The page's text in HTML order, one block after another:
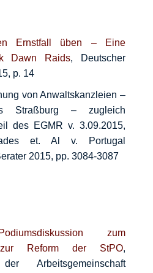
Ernstfall üben – Eine
Dawn Raids, Deutscher
p. 14
von Anwaltskanzleien –
Straßburg – zugleich
des EGMR v. 3.09.2015,
et. Al v. Portugal
2015, pp. 3084-3087
Podiumsdiskussion zum
zur Reform der StPO,
Arbeitsgemeinschaft